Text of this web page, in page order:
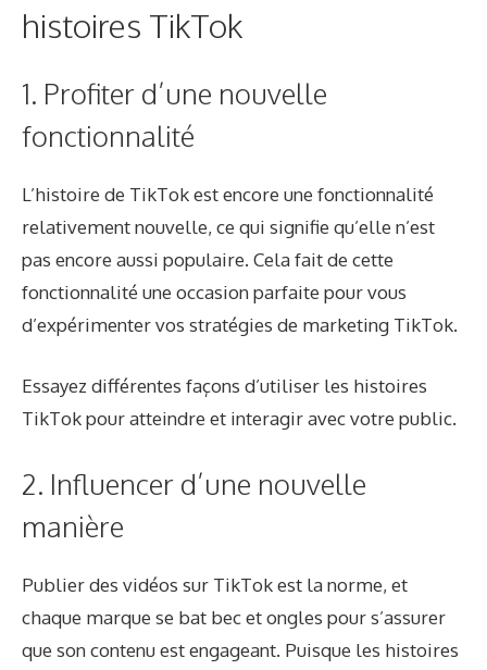
histoires TikTok
1. Profiter d’une nouvelle
fonctionnalité
L’histoire de TikTok est encore une fonctionnalité
relativement nouvelle, ce qui signifie qu’elle n’est
pas encore aussi populaire. Cela fait de cette
fonctionnalité une occasion parfaite pour vous
d’expérimenter vos stratégies de marketing TikTok.
Essayez différentes façons d’utiliser les histoires
TikTok pour atteindre et interagir avec votre public.
2. Influencer d’une nouvelle
manière
Publier des vidéos sur TikTok est la norme, et
chaque marque se bat bec et ongles pour s’assurer
que son contenu est engageant. Puisque les histoires